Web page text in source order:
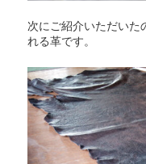
次にご紹介いただいた
れる革です。